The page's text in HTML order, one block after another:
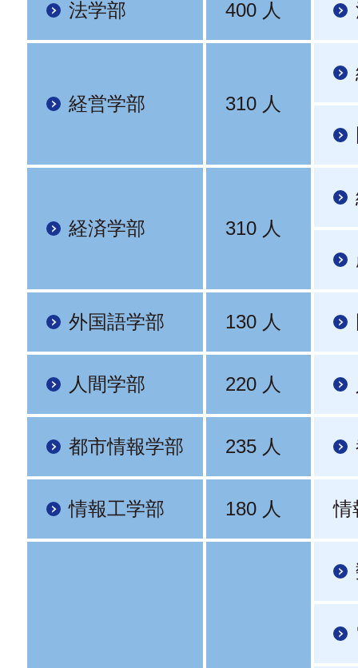
法学部 400 人
経営学部 310 人
経済学部 310 人
外国語学部 130 人
人間学部 220 人
都市情報学部 235 人
情報工学部 180 人 情